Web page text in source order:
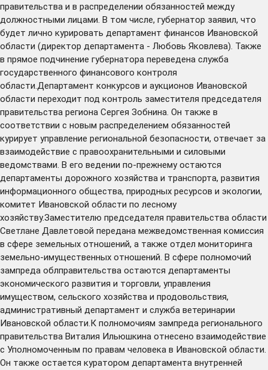
правительства и в распределении обязанностей между
должностными лицами. В том числе, губернатор заявил, что
будет лично курировать департамент финансов Ивановской
области (директор департамента - Любовь Яковлева). Также
в прямое подчинение губернатора переведена служба
государственного финансового контроля
области.Департамент конкурсов и аукционов Ивановской
области переходит под контроль заместителя председателя
правительства региона Сергея Зобнина. Он также в
соответствии с новым распределением обязанностей
курирует управление региональной безопасности, отвечает за
взаимодействие с правоохранительными и силовыми
ведомствами. В его ведении по-прежнему остаются
департаменты дорожного хозяйства и транспорта, развития
информационного общества, природных ресурсов и экологии,
комитет Ивановской области по лесному
хозяйству.Заместителю председателя правительства области
Светлане Давлетовой передана межведомственная комиссия
в сфере земельных отношений, а также отдел мониторинга
земельно-имущественных отношений. В сфере полномочий
зампреда облправительства остаются департаменты
экономического развития и торговли, управления
имуществом, сельского хозяйства и продовольствия,
административный департамент и служба ветеринарии
Ивановской области.К полномочиям зампреда регионального
правительства Виталия Ильюшкина отнесено взаимодействие
с Уполномоченным по правам человека в Ивановской области.
Он также остается куратором департамента внутренней